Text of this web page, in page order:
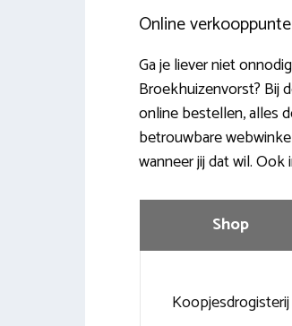
Online
Ga je liever niet
Broekhuizenvorst? Bij
online bestellen, alles
betrouwbare
wanneer jij dat wil.
Shop
Koopjesdrogisterij